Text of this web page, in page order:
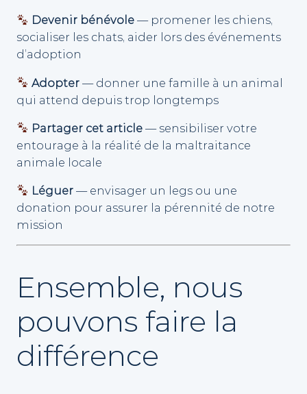
Devenir bénévole — promener les chiens,
socialiser les chats, aider lors des événements
d’adoption
Adopter — donner une famille à un animal
qui attend depuis trop longtemps
Partager cet article — sensibiliser votre
entourage à la réalité de la maltraitance
animale locale
Léguer — envisager un legs ou une
donation pour assurer la pérennité de notre
mission
Ensemble, nous
pouvons faire la
différence